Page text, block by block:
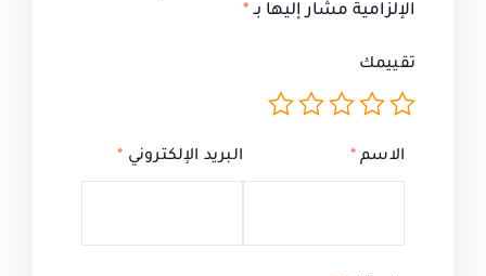
الإلزامية مشار إليها بـ *
تقييمك
الاسم* البريد الإلكتروني *